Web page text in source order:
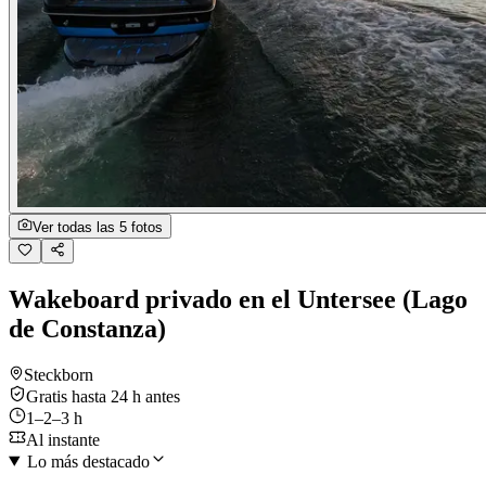
Ver todas las 5 fotos
Wakeboard privado en el Untersee (Lago
de Constanza)
Steckborn
Gratis hasta 24 h antes
1–2–3 h
Al instante
Lo más destacado